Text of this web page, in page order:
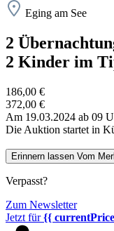
Eging am See
2
2 Kinder im
186,00 €
372,00 €
Am 19.03.2024 ab 09
Die Auktion startet in
Erinnern lassen Vom
Verpasst?
Zum Newsletter
Jetzt für{{